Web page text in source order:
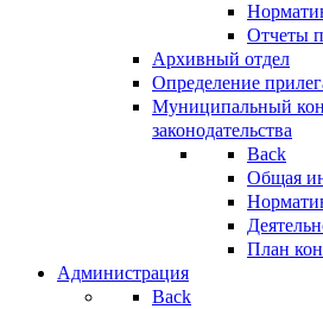
Отчеты
Архивный отдел
Определение
Муниципальный
законодательства
Back
Общая
План
Администрация
Back